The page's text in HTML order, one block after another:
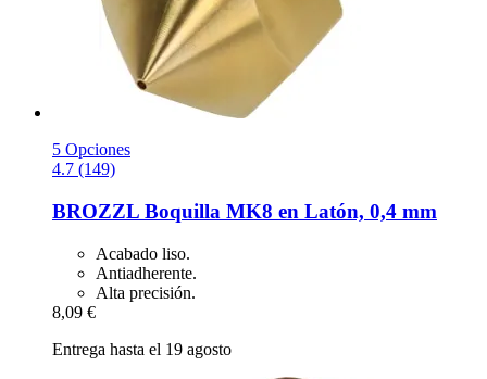
5 Opciones
4.7 (149)
BROZZL Boquilla MK8 en Latón, 0,4 mm
Acabado liso.
Antiadherente.
Alta precisión.
8,09 €
Entrega hasta el 19 agosto